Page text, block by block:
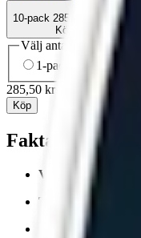
10-pack 285,50 kr
Köp
Välj antal dosor
1-pack
33,50 kr
285,50 kr
10-pack
Köp
Fakta om ICE
Varumärke:
Tillverkare:
Snustyp: